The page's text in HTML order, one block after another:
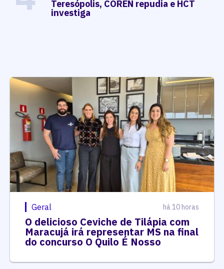
Teresópolis, COREN repudia e HCT
investiga
Geral há 10 horas
O delicioso Ceviche de Tilápia com
Maracujá irá representar MS na final
do concurso O Quilo É Nosso